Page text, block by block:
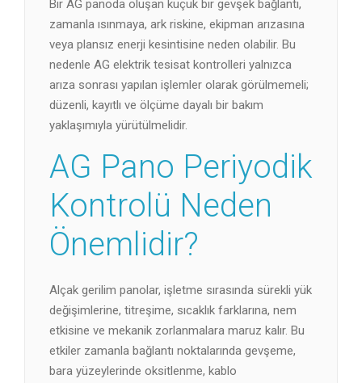
Bir AG panoda oluşan küçük bir gevşek bağlantı,
zamanla ısınmaya, ark riskine, ekipman arızasına
veya plansız enerji kesintisine neden olabilir. Bu
nedenle AG elektrik tesisat kontrolleri yalnızca
arıza sonrası yapılan işlemler olarak görülmemeli;
düzenli, kayıtlı ve ölçüme dayalı bir bakım
yaklaşımıyla yürütülmelidir.
AG Pano Periyodik
Kontrolü Neden
Önemlidir?
Alçak gerilim panolar, işletme sırasında sürekli yük
değişimlerine, titreşime, sıcaklık farklarına, nem
etkisine ve mekanik zorlanmalara maruz kalır. Bu
etkiler zamanla bağlantı noktalarında gevşeme,
bara yüzeylerinde oksitlenme, kablo